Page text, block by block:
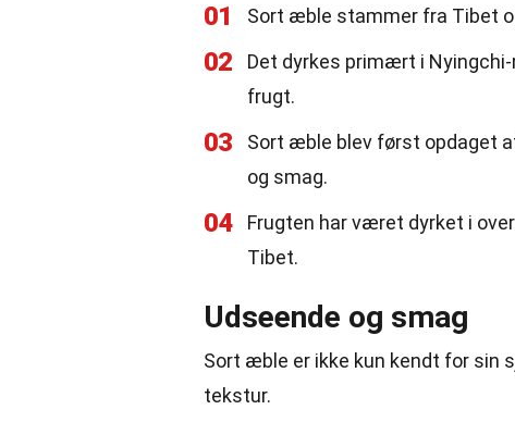
01 Sort æble stammer fra Tibet
02
Det dyrkes primært i
frugt.
03
Sort æble blev først opdaget
og smag.
04
Frugten har været dyrket i
Tibet.
Udseende og smag
Sort æble er ikke kun kendt for sin
tekstur.